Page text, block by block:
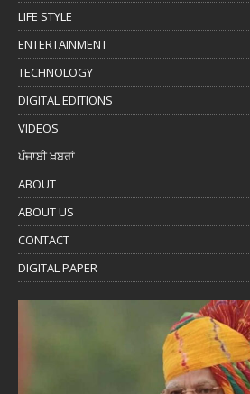
LIFE STYLE
ENTERTAINMENT
TECHNOLOGY
DIGITAL EDITIONS
VIDEOS
ਪੰਜਾਬੀ ਖ਼ਬਰਾਂ
ABOUT
ABOUT US
CONTACT
DIGITAL PAPER